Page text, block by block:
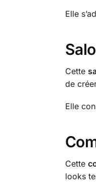
Elle
Cette
de
Elle
Cette
looks